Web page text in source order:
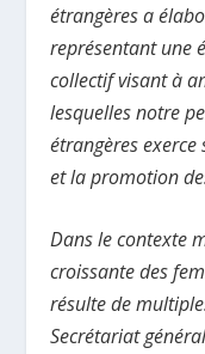
étrangères a
représentant une
collectif visant à
lesquelles notre
étrangères
et la promotion
Dans le contexte
croissante des
résulte de
Secrétariat